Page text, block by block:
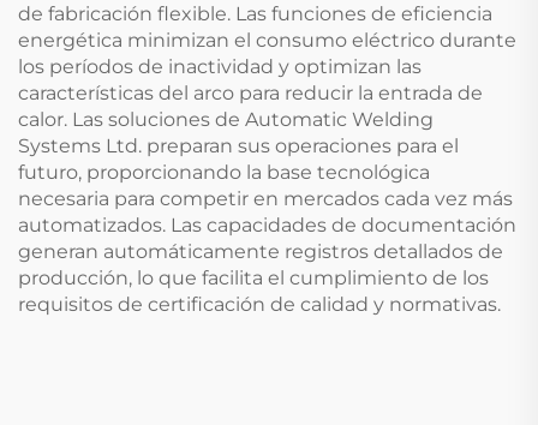
de fabricación flexible. Las funciones de eficiencia
energética minimizan el consumo eléctrico durante
los períodos de inactividad y optimizan las
características del arco para reducir la entrada de
calor. Las soluciones de Automatic Welding
Systems Ltd. preparan sus operaciones para el
futuro, proporcionando la base tecnológica
necesaria para competir en mercados cada vez más
automatizados. Las capacidades de documentación
generan automáticamente registros detallados de
producción, lo que facilita el cumplimiento de los
requisitos de certificación de calidad y normativas.